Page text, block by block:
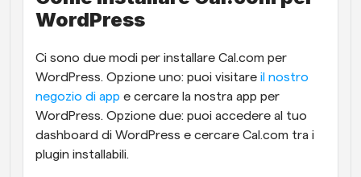
WordPress
Ci sono due modi per installare Cal.com per
WordPress. Opzione uno: puoi visitare il nostro
negozio di app e cercare la nostra app per
WordPress. Opzione due: puoi accedere al tuo
dashboard di WordPress e cercare Cal.com tra i
plugin installabili.